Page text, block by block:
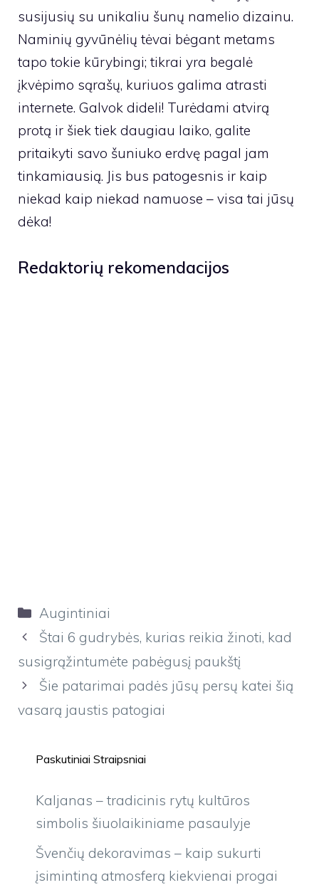
susijusių su unikaliu šunų namelio dizainu.
Naminių gyvūnėlių tėvai bėgant metams
tapo tokie kūrybingi; tikrai yra begalė
įkvėpimo sąrašų, kuriuos galima atrasti
internete. Galvok dideli! Turėdami atvirą
protą ir šiek tiek daugiau laiko, galite
pritaikyti savo šuniuko erdvę pagal jam
tinkamiausią. Jis bus patogesnis ir kaip
niekad kaip niekad namuose – visa tai jūsų
dėka!
Redaktorių rekomendacijos
Kategorijos
Augintiniai
Štai 6 gudrybės, kurias reikia žinoti, kad
susigrąžintumėte pabėgusį paukštį
Šie patarimai padės jūsų persų katei šią
vasarą jaustis patogiai
Paskutiniai Straipsniai
Kaljanas – tradicinis rytų kultūros
simbolis šiuolaikiniame pasaulyje
Švenčių dekoravimas – kaip sukurti
įsimintiną atmosferą kiekvienai progai